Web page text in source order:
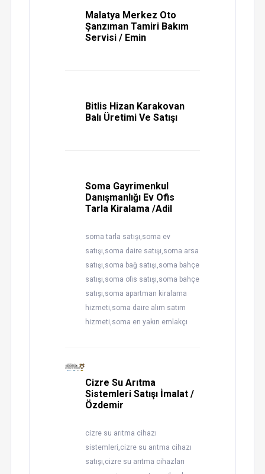
Malatya Merkez Oto
Şanzıman Tamiri Bakım
Servisi / Emin
Bitlis Hizan Karakovan
Balı Üretimi Ve Satışı
Soma Gayrimenkul
Danışmanlığı Ev Ofis
Tarla Kiralama /Adil
soma tarla satışı,soma ev
satışı,soma daire satışı,soma arsa
satışı,soma bağ satışı,soma bahçe
satışı,soma ofis satışı,soma bahçe
satışı,soma apartman kiralama
hizmeti,soma daire alım satım
hizmeti,soma en yakın emlakçı
Cizre Su Arıtma
Sistemleri Satışı İmalat /
Özdemir
cizre su arıtma cihazı
sistemleri,cizre su arıtma cihazı
satışı,cizre su arıtma cihazları